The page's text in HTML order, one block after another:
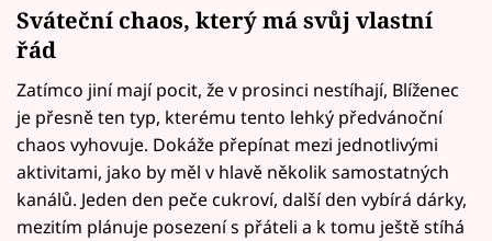
Sváteční chaos, který má svůj vlastní
řád
Zatímco jiní mají pocit, že v prosinci nestíhají, Blíženec
je přesně ten typ, kterému tento lehký předvánoční
chaos vyhovuje. Dokáže přepínat mezi jednotlivými
aktivitami, jako by měl v hlavě několik samostatných
kanálů. Jeden den peče cukroví, další den vybírá dárky,
mezitím plánuje posezení s přáteli a k tomu ještě stíhá